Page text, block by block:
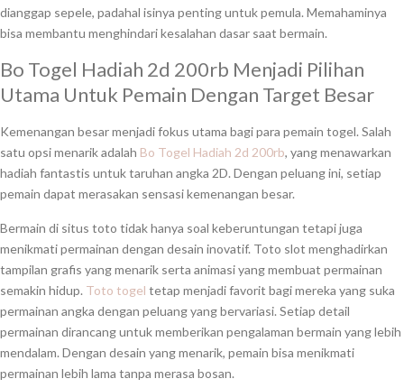
dianggap sepele, padahal isinya penting untuk pemula. Memahaminya
bisa membantu menghindari kesalahan dasar saat bermain.
Bo Togel Hadiah 2d 200rb Menjadi Pilihan
Utama Untuk Pemain Dengan Target Besar
Kemenangan besar menjadi fokus utama bagi para pemain togel. Salah
satu opsi menarik adalah Bo Togel Hadiah 2d 200rb, yang menawarkan
hadiah fantastis untuk taruhan angka 2D. Dengan peluang ini, setiap
pemain dapat merasakan sensasi kemenangan besar.
Bermain di situs toto tidak hanya soal keberuntungan tetapi juga
menikmati permainan dengan desain inovatif. Toto slot menghadirkan
tampilan grafis yang menarik serta animasi yang membuat permainan
semakin hidup. Toto togel tetap menjadi favorit bagi mereka yang suka
permainan angka dengan peluang yang bervariasi. Setiap detail
permainan dirancang untuk memberikan pengalaman bermain yang lebih
mendalam. Dengan desain yang menarik, pemain bisa menikmati
permainan lebih lama tanpa merasa bosan.